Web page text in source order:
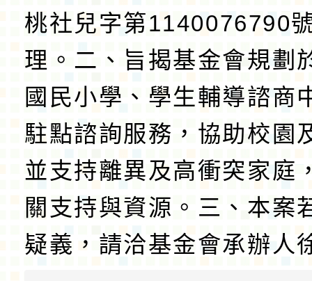
桃社兒字第1140076790
理。二、旨揭基金會規劃
國民小學、學生輔導諮商
駐點諮詢服務，協助校園
並支持離異及高衝突家庭
關支持與資源。三、本案
疑義，請洽基金會承辦人